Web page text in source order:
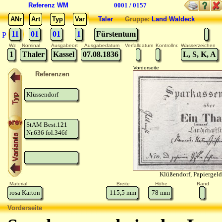
Referenz WM
0001 / 0157
ANr
Art Typ Var
P 11 01 01 1
TalerGruppe:Land Waldeck
Fürstentum
Wz Nominal Ausgabeort Ausgabedatum Verfalldatum Kontrollnr. Wasserzeichen
1 Thaler Kassel 07.08.1836 L, S, K, A
Referenzen
Klüssendorf
StAM Best.121
Nr.636 fol.346f
Vorderseite
Klüßendorf,
Material Breite Höhe Rand
rosa Karton 115,5 mm 78 mm -
Vorderseite